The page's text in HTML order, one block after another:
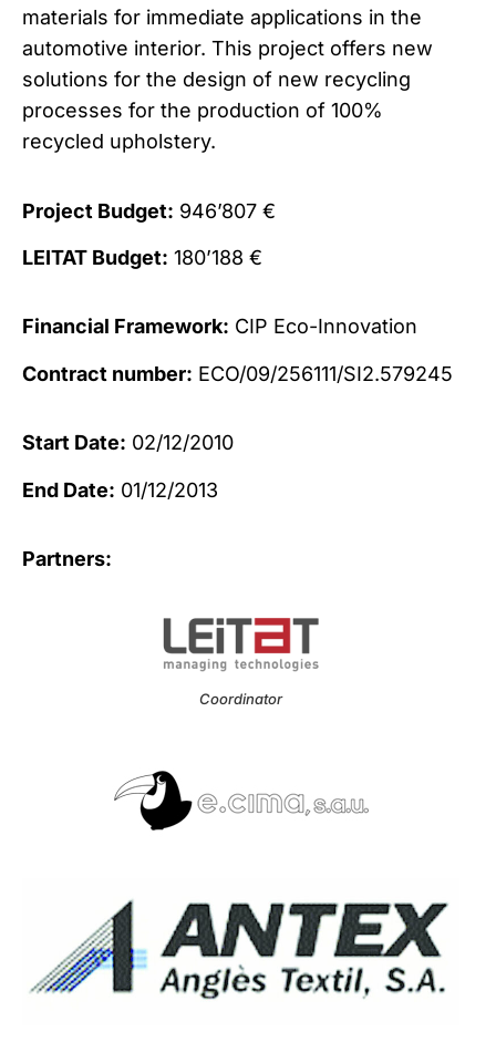
materials for immediate applications in the
automotive interior. This project offers new
solutions for the design of new recycling
processes for the production of 100%
recycled upholstery.
Project Budget: 946’807 €
LEITAT Budget: 180’188 €
Financial Framework: CIP Eco-Innovation
Contract number: ECO/09/256111/SI2.579245
Start Date: 02/12/2010
End Date: 01/12/2013
Partners:
Coordinator